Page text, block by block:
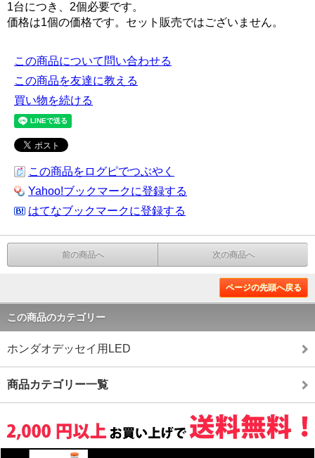
1台につき、2個必要です。
価格は1個の価格です。セット販売ではございません。
この商品について問い合わせる
この商品を友達に教える
買い物を続ける
この商品をログピでつぶやく
Yahoo!ブックマークに登録する
はてなブックマークに登録する
前の商品へ 次の商品へ
ページの先頭へ戻る
この商品のカテゴリー
ホンダオデッセイ用LED
商品カテゴリー一覧